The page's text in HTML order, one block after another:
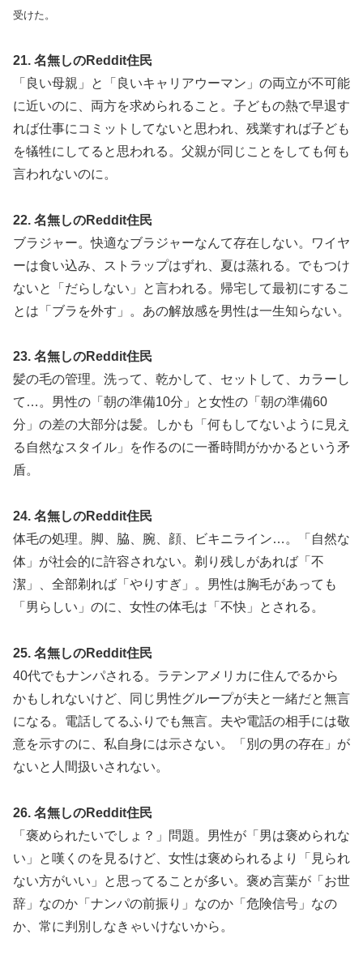
受けた。
21. 名無しのReddit住民
「良い母親」と「良いキャリアウーマン」の両立が不可能
に近いのに、両方を求められること。子どもの熱で早退す
れば仕事にコミットしてないと思われ、残業すれば子ども
を犠牲にしてると思われる。父親が同じことをしても何も
言われないのに。
22. 名無しのReddit住民
ブラジャー。快適なブラジャーなんて存在しない。ワイヤ
ーは食い込み、ストラップはずれ、夏は蒸れる。でもつけ
ないと「だらしない」と言われる。帰宅して最初にするこ
とは「ブラを外す」。あの解放感を男性は一生知らない。
23. 名無しのReddit住民
髪の毛の管理。洗って、乾かして、セットして、カラーし
て…。男性の「朝の準備10分」と女性の「朝の準備60
分」の差の大部分は髪。しかも「何もしてないように見え
る自然なスタイル」を作るのに一番時間がかかるという矛
盾。
24. 名無しのReddit住民
体毛の処理。脚、脇、腕、顔、ビキニライン…。「自然な
体」が社会的に許容されない。剃り残しがあれば「不
潔」、全部剃れば「やりすぎ」。男性は胸毛があっても
「男らしい」のに、女性の体毛は「不快」とされる。
25. 名無しのReddit住民
40代でもナンパされる。ラテンアメリカに住んでるから
かもしれないけど、同じ男性グループが夫と一緒だと無言
になる。電話してるふりでも無言。夫や電話の相手には敬
意を示すのに、私自身には示さない。「別の男の存在」が
ないと人間扱いされない。
26. 名無しのReddit住民
「褒められたいでしょ？」問題。男性が「男は褒められな
い」と嘆くのを見るけど、女性は褒められるより「見られ
ない方がいい」と思ってることが多い。褒め言葉が「お世
辞」なのか「ナンパの前振り」なのか「危険信号」なの
か、常に判別しなきゃいけないから。